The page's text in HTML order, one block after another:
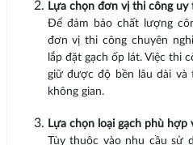
Lựa chọn đơn vị thi công uy
Để đảm bảo chất lượng
đơn vị thi công chuyên
lắp đặt gạch ốp lát. Việc thi
giữ được độ bền lâu dài
không gian.
Lựa chọn loại gạch phù hợp
Tùy thuộc vào nhu cầu sử